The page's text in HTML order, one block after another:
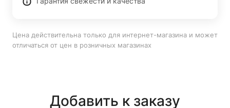
Цена действительна только для интернет-магазина и может
отличаться от цен в розничных магазинах
Добавить к заказу